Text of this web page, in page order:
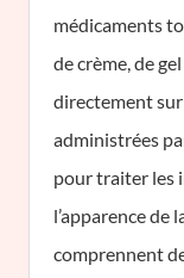
médicaments
de crème, de
directement
administrées
pour traiter les
l’apparence de
comprennent